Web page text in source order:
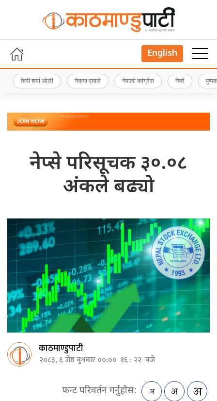
English
केपी शर्मा ओली नेकपा एमाले नेपाली कांग्रेस नेप्से
नेप्से परिसूचक ३०.०८
अंकले बढ्यो
काठमाण्डुपाटी
२०८३, ६ जेष्ठ बुधबार ००:०० १६ : २२ बजे
फन्ट परिवर्तन गर्नुहोस: